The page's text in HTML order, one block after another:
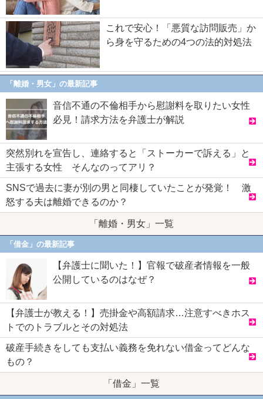
これで安心！「悪質な訪問販売」か
ら身を守るための4つの法的対処法
「離婚・男女」の最新記事
音信不通の不倫相手から慰謝料を取りたい女性
必見！請求方法を弁護士が解説
突然別れを宣告し、連絡すると「ストーカーで訴える」と
主張する女性 そんなのってアリ？
SNSで過去に妻が別の男と同棲していたことが発覚！ 激
怒する夫は離婚できるのか？
「離婚・男女」一覧
「借金」の最新記事
【弁護士に聞いた！】官報で破産者情報を一般
公開しているのはなぜ？
【弁護士が教える！】売掛金や高額請求…注意すべきホス
トでのトラブルとその対処法
破産手続きをしても支払い義務を免れない借金ってどんな
もの？
「借金」一覧